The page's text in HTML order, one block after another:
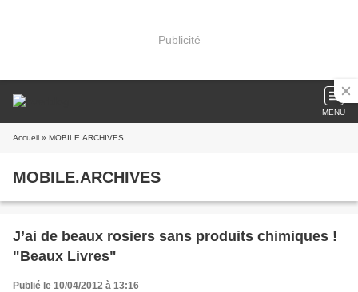
Publicité
MENU
Accueil » MOBILE.ARCHIVES
MOBILE.ARCHIVES
J’ai de beaux rosiers sans produits chimiques !
"Beaux Livres"
Publié le 10/04/2012 à 13:16